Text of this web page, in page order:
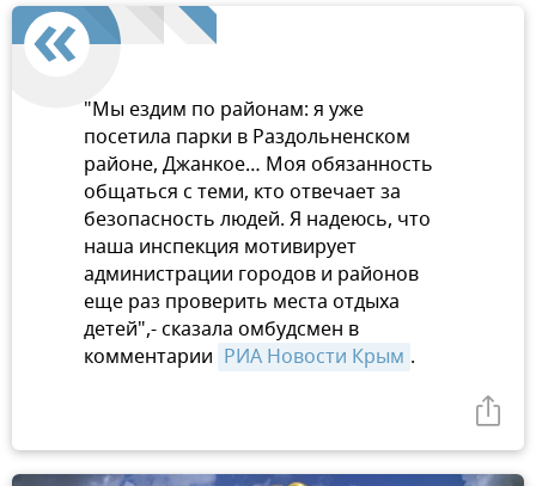
"Мы ездим по районам: я уже
посетила парки в Раздольненском
районе, Джанкое… Моя обязанность
общаться с теми, кто отвечает за
безопасность людей. Я надеюсь, что
наша инспекция мотивирует
администрации городов и районов
еще раз проверить места отдыха
детей",- сказала омбудсмен в
комментарии РИА Новости Крым .